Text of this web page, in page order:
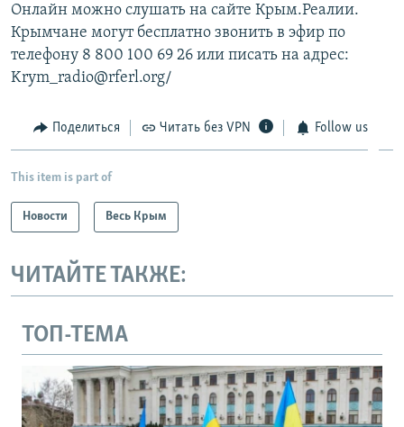
Онлайн можно слушать на сайте Крым.Реалии.
Крымчане могут бесплатно звонить в эфир по
телефону 8 800 100 69 26 или писать на адрес:
Krym_radio@rferl.org/
Поделиться Читать без VPN Follow us
This item is part of
Новости Весь Крым
ЧИТАЙТЕ ТАКЖЕ:
ТОП-ТЕМА